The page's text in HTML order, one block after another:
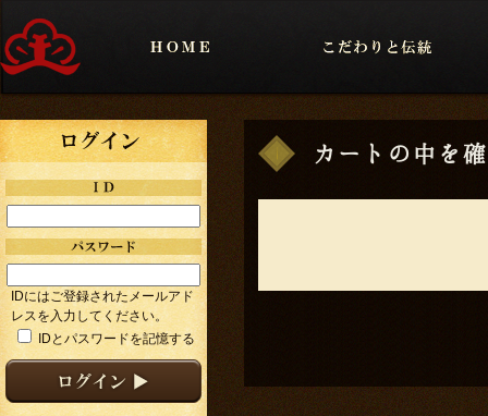
カートの中を
IDにはご登録されたメールアド
レスを入力してください。
IDとパスワードを記憶する